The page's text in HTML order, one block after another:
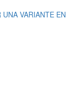
VARIANTE EN